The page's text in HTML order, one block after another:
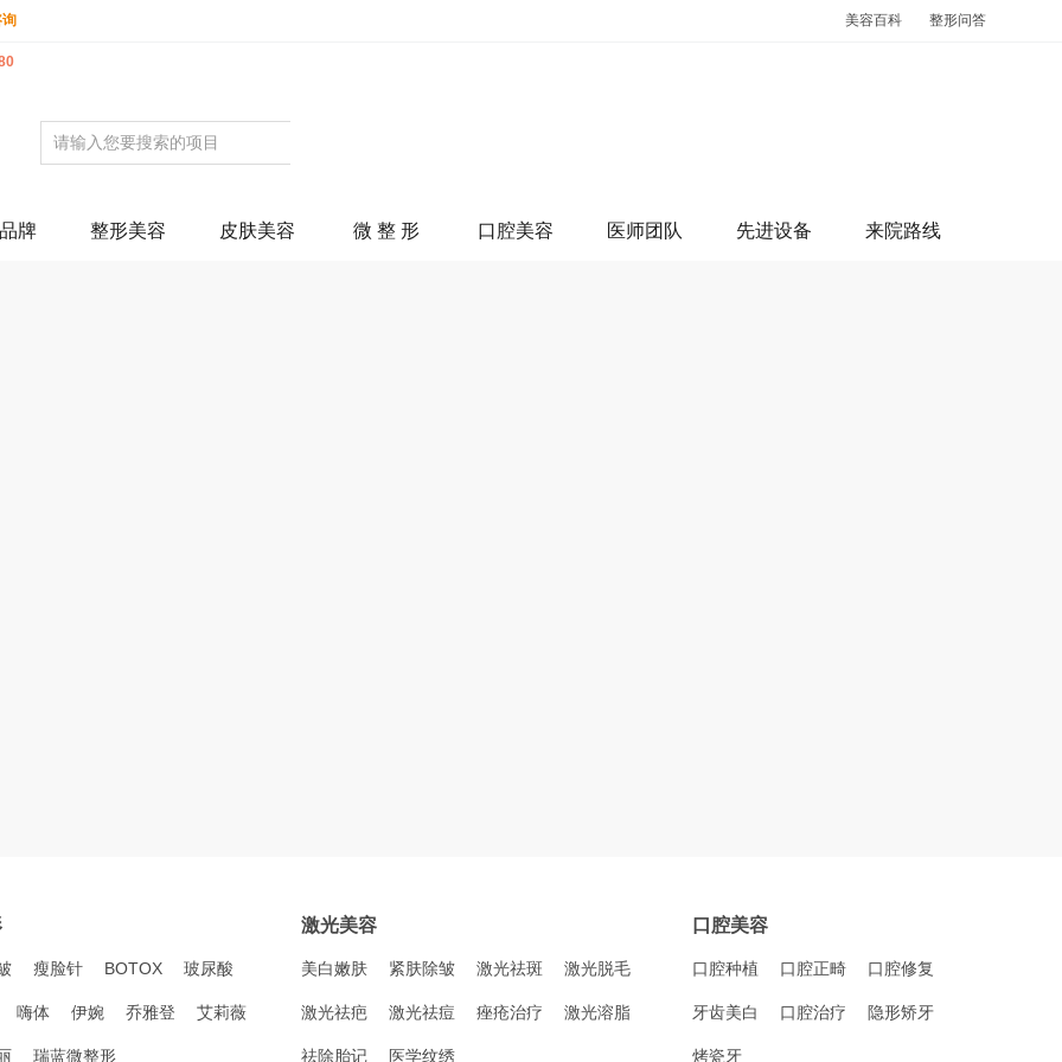
美容百科 整形问答
牌 整形美容 皮肤美容 微 整 形 口腔美容 医师团队 先进设备 来院路线
瘦脸针 BOTOX 玻尿酸
嗨体 伊婉 乔雅登 艾莉薇
瑞蓝微整形
激光美容
美白嫩肤 紧肤除皱 激光祛斑 激光脱毛
激光祛疤 激光祛痘 痤疮治疗 激光溶脂
祛除胎记 医学纹绣
口腔美容
口腔种植 口腔正畸 口腔修复
牙齿美白 口腔治疗 隐形矫牙
烤瓷牙